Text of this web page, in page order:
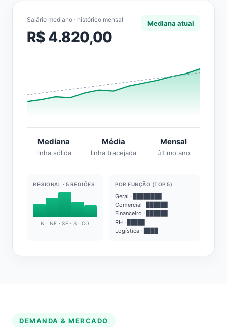
Salário mediano · histórico mensal
R$ 4.820,00
Mediana atual
Mediana
linha sólida
Média
linha tracejada
Mensal
último ano
REGIONAL · 5 REGIÕES
N · NE · SE · S · CO
POR FUNÇÃO (TOP 5)
Geral · ████████
Comercial · ██████
Financeiro · ██████
RH · █████
Logística · ████
DEMANDA & MERCADO